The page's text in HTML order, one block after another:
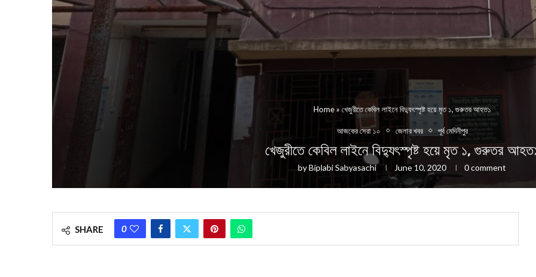
Home» খেজুরীতে কেবিল লাইনে বিদ্যুৎস্পৃষ্ট হয়ে মৃত ১, গুরুতর আহত১
আজকের সেরা ১০ জেলার খবর পূর্ব মেদিনীপুর
খেজুরীতে কেবিল লাইনে বিদ্যুৎস্পৃষ্ট হয়ে মৃত ১, গুরুতর
byBiplabi Sabyasachi June 10, 2020 0 comment
SHARE 0